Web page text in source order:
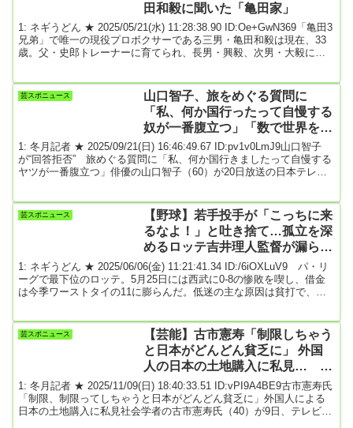
田和毅に聞いた「亀田家」
1: ネギうどん ★ 2025/05/21(水) 11:28:38.90 ID:Oe+GwN369「亀田3
兄弟」で唯一の現役プロボクサーである三男・亀田和毅は現在、33
歳。父・史郎トレーナーに育てられ、長男・興毅、次男・大毅に続
まれて日本で戦えなくなった。多くの試練を乗り越え、約6年ぶりに
世界タイトルに挑む彼に自身を支える家族について聞いた。（取
材・文：元永知宏／撮影：宗石...
芸スポニュース
山口智子、旅をめぐる質問に
「私、何か国行ったって自慢する
奴が一番腹立つ」「数で世界を制
覇したと思う人生は歩みたくな
い」
1: 冬月記者 ★ 2025/09/21(日) 16:46:49.67 ID:pv1v0LmJ9山口智子
が“回答拒否” 旅めぐる質問に「私、何か国行きましたって自慢する
ヤツが一番腹立つ」俳優の山口智子（60）が20日放送の日本テレビ
来年の3月に還暦を迎える今田から「どうですか？変わりました？」
と振られると、「早くおいで！こっちに。むっちゃ楽しいわ。100億
芸スポニュース
【野球】若手投手が「こっちに来
るなよ！」と吐き捨て…孤立を深
めるロッテ吉井理人監督が漏らし
た「辞めたい」
1: ネギうどん ★ 2025/06/06(金) 11:21:41.34 ID:/6iOXLuV9 パ・リ
ーグで最下位のロッテ。5月25日には西武に0-8の惨敗を喫し、借金
は今季ワーストタイの11に膨らんだ。低迷の主な原因は貧打で、チ
た（5月25日時点）。【写真】球団内で孤立を深め「辞めたい」と漏
らすほどに追い詰められている吉井監督。選手からの不満は就任3年
芸スポニュース
【芸能】古市憲寿「制限しちゃう
と日本がどんどん貧乏に」 外国
人の日本の土地購入に私見… 中
国人がどんどん買っても「全然い
い」
1: 冬月記者 ★ 2025/11/09(日) 18:40:33.51 ID:vPI9A4BE9古市憲寿氏
「制限、制限ってしちゃうと日本がどんどん貧乏に」外国人による
日本の土地購入に私見社会学者の古市憲寿氏（40）が9日、テレビ朝